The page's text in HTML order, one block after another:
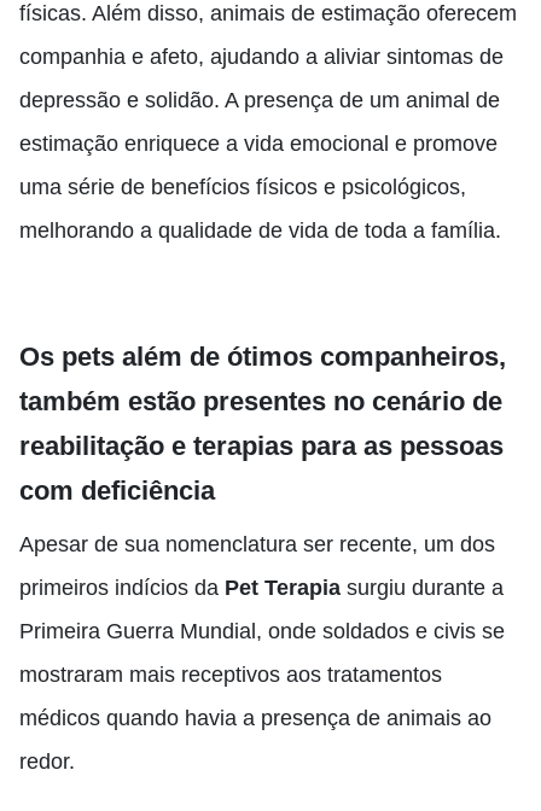
físicas. Além disso, animais de estimação oferecem
companhia e afeto, ajudando a aliviar sintomas de
depressão e solidão. A presença de um animal de
estimação enriquece a vida emocional e promove
uma série de benefícios físicos e psicológicos,
melhorando a qualidade de vida de toda a família.
Os pets além de ótimos companheiros,
também estão presentes no cenário de
reabilitação e terapias para as pessoas
com deficiência
Apesar de sua nomenclatura ser recente, um dos
primeiros indícios da Pet Terapia surgiu durante a
Primeira Guerra Mundial, onde soldados e civis se
mostraram mais receptivos aos tratamentos
médicos quando havia a presença de animais ao
redor.